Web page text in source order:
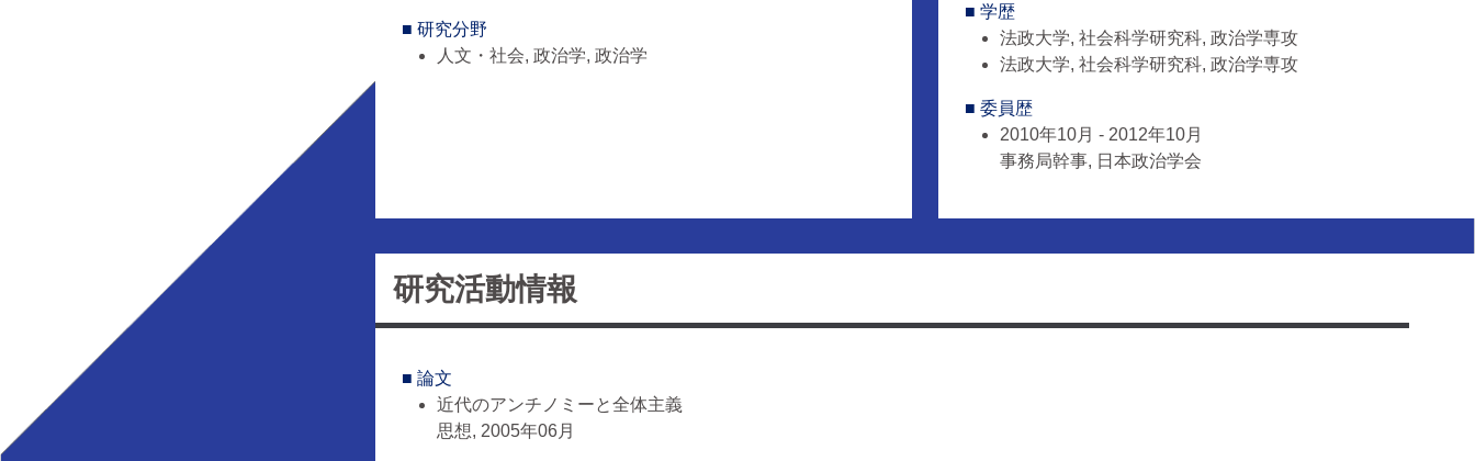
■ 研究分野
人文・社会, 政治学, 政治学
■ 学歴
法政大学, 社会科学研究科, 政治学専攻
法政大学, 社会科学研究科, 政治学専攻
■ 委員歴
2010年10月 - 2012年10月
事務局幹事, 日本政治学会
研究活動情報
■ 論文
近代のアンチノミーと全体主義
思想, 2005年06月